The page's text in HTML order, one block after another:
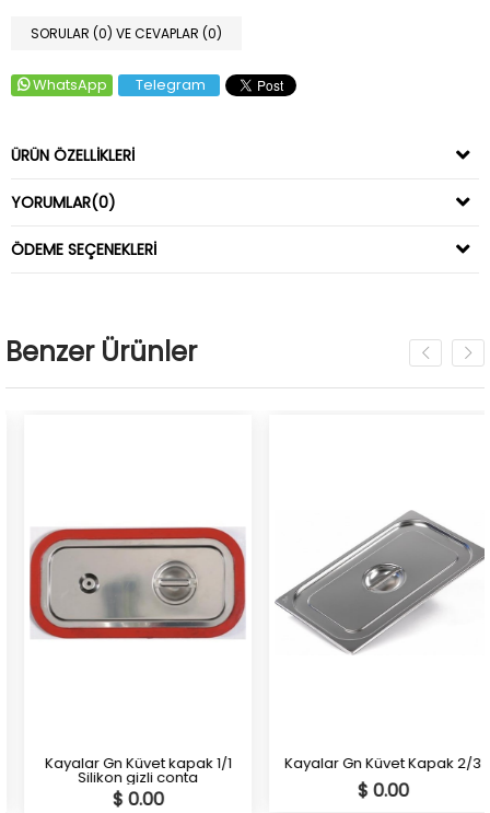
SORULAR (0) VE CEVAPLAR (0)
WhatsApp Telegram
ÜRÜN ÖZELLIKLERI
YORUMLAR(0)
ÖDEME SEÇENEKLERI
Benzer Ürünler
Kayalar Gn Küvet kapak 1/1
Silikon gizli conta
$ 0.00
Kayalar Gn Küvet Kapak 2/3
$ 0.00